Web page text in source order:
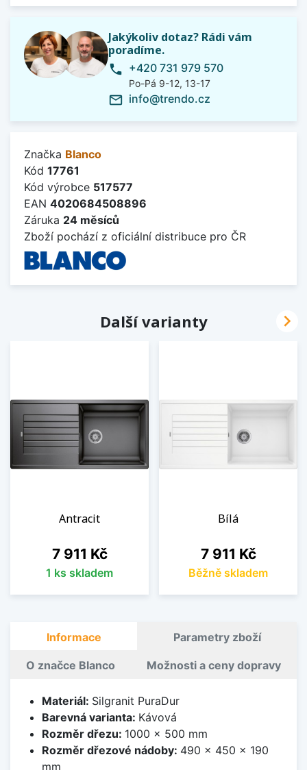
Jakýkoliv dotaz? Rádi vám
poradíme.
phone +420 731 979 570
Po-Pá 9-12, 13-17
mail_outline info@trendo.cz
Značka Blanco
Kód 17761
Kód výrobce 517577
EAN 4020684508896
Záruka 24 měsíců
Zboží pochází z oficiální distribuce pro ČR
Další varianty
Antracit
Cena
7 911 Kč
1 ks skladem
Bílá
Cena
7 911 Kč
Běžně skladem

Informace Parametry zboží
O značce Blanco Možnosti a ceny dopravy
Materiál: Silgranit PuraDur
Barevná varianta: Kávová
Rozměr dřezu: 1000 x 500 mm
Rozměr dřezové nádoby: 490 x 450 x 190
mm